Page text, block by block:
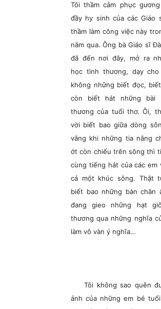
Tôi thầm cảm phục
đầy hy sinh của các Giáo
thầm làm công việc này
năm qua. Ông bà Giáo sĩ
đã đến nơi đây, mở ra
học tình thương, dạy
không những biết đọc,
còn biết hát những bài
thương của tuổi thơ. Ôi,
vời biết bao giữa dòng
vắng khi những tia nắng
ớt còn chiếu trên sông thì
cùng tiếng hát của các em
cả một khúc sông. Thật
biết bao những bàn chân
đang gieo những hạt
thương qua những nghĩa
làm vô vàn ý nghĩa…
Tôi không sao quên
ảnh của những em bé